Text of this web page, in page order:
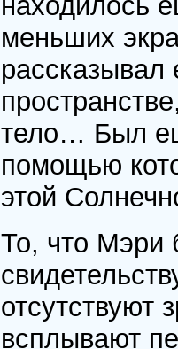
меньших
рассказывал
тело… Был
помощью
этой
То, что Мэри
отсутствуют
всплывают